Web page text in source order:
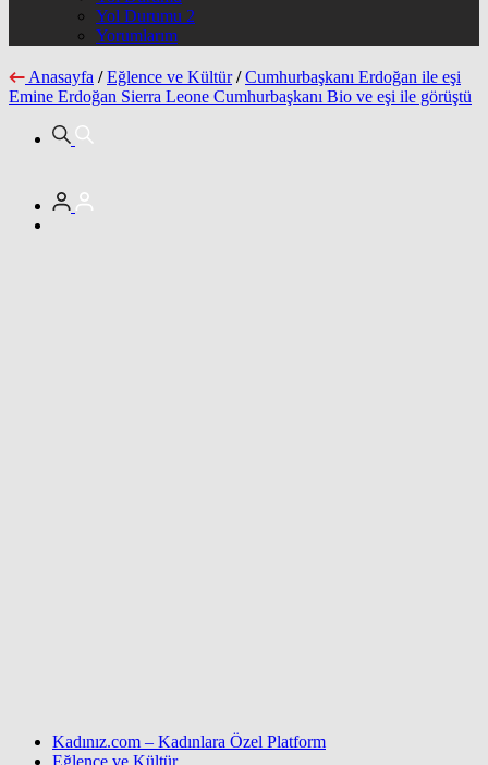
Yol Durumu 2
Yorumlarım
Anasayfa / Eğlence ve Kültür / Cumhurbaşkanı Erdoğan ile eşi
Emine Erdoğan Sierra Leone Cumhurbaşkanı Bio ve eşi ile görüştü
Kadınız.com – Kadınlara Özel Platform